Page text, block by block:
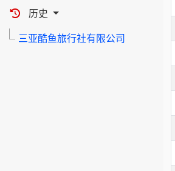
历史
三亚酷鱼旅行社有限公司